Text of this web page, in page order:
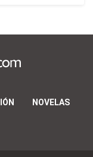
NOVELAS